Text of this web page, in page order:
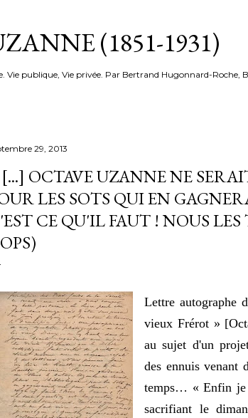
(1851-1931)
Vie publique, Vie privée. Par Bertrand Hugonnard-Roche,
29, 2013
OCTAVE UZANNE NE
LES SOTS QUI EN
CE QU'IL FAUT ! NOUS
Lettre autographe
vieux Frérot »
au sujet d'un
des ennuis venant
temps… « Enfin je
sacrifiant le